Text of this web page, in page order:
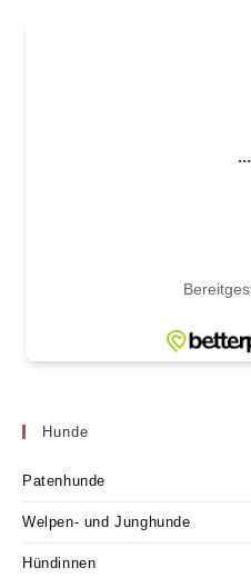
Hunde
Patenhunde
Welpen- und Junghunde
Hündinnen